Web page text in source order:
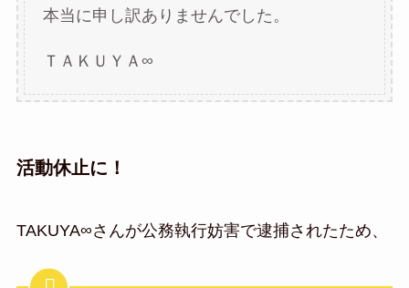
本当に申し訳ありませんでした。
ＴＡＫＵＹＡ∞
活動休止に！
TAKUYA∞さんが公務執行妨害で逮捕されたため、